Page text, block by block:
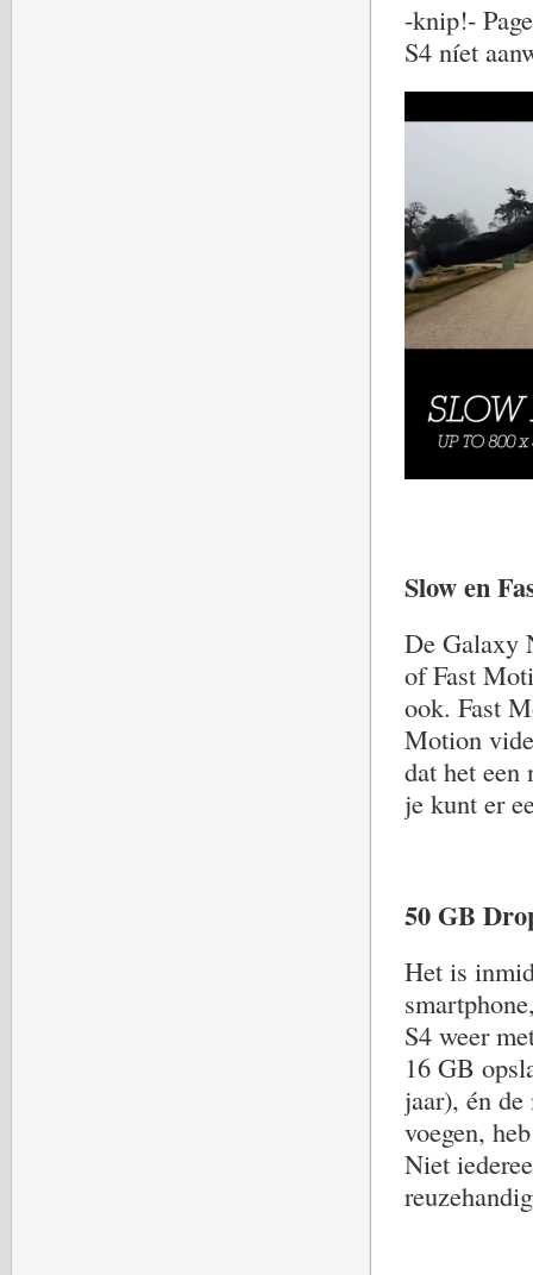
-knip!-
S4 níet
Slow en
De Galaxy
of Fast
ook. Fast
Motion
dat het een
je kunt er
50 GB
Het is
S4 weer
16 GB
jaar), én
voegen,
Niet